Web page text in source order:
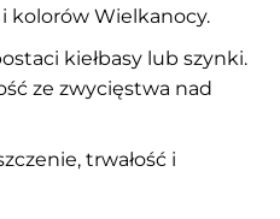
kolorów Wielkanocy.
kiełbasy lub szynki.
ze zwycięstwa nad
trwałość i